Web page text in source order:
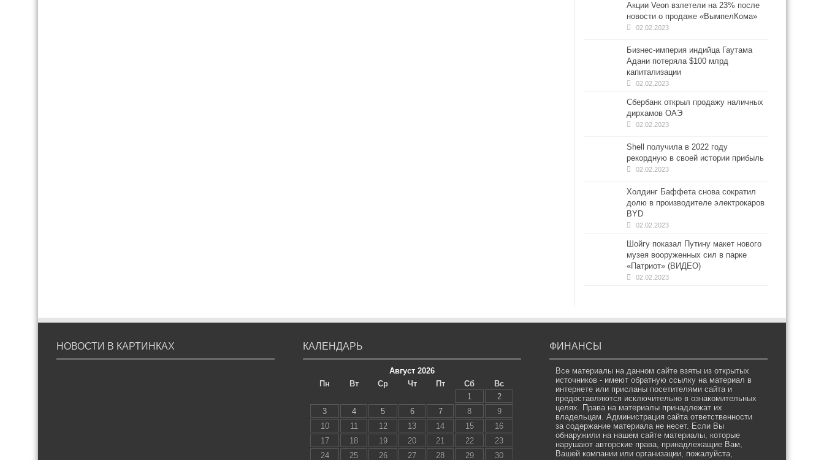
Акции Veon взлетели на 23% после
новости о продаже «ВымпелКома»
02.02.2023
Бизнес-империя индийца Гаутама
Адани потеряла $100 млрд
капитализации
02.02.2023
Сбербанк открыл продажу наличных
дирхамов ОАЭ
02.02.2023
Shell получила в 2022 году
рекордную в своей истории прибыль
02.02.2023
Холдинг Баффета снова сократил
долю в производителе электрокаров
BYD
02.02.2023
Шойгу показал Путину макет нового
музея вооруженных сил в парке
«Патриот» (ВИДЕО)
02.02.2023
НОВОСТИ В КАРТИНКАХ КАЛЕНДАРЬ
Август 2026
Пн
Вт Ср Чт Пт Сб
Вс
1
2
3
4 5 6 7 8
9
10
11 12 13 14 15
16
17
18 19 20 21 22
23
24
25 26 27 28 29 30
ФИНАНСЫ
Все материалы на данном сайте взяты из открытых
источников - имеют обратную ссылку на материал в
интернете или присланы посетителями сайта и
предоставляются исключительно в ознакомительных
целях. Права на материалы принадлежат их
владельцам. Администрация сайта ответственности
за содержание материала не несет. Если Вы
обнаружили на нашем сайте материалы, которые
нарушают авторские права, принадлежащие Вам,
Вашей компании или организации, пожалуйста,